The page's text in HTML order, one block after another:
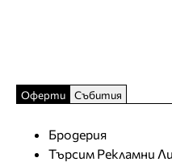
Оферти Събития
Бродерия
Търсим Рекламни